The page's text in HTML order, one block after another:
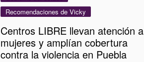
Recomendaciones de Vicky
Centros LIBRE llevan atención a
mujeres y amplían cobertura
contra la violencia en Puebla